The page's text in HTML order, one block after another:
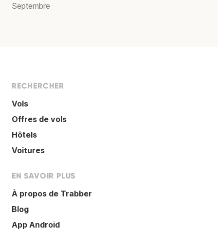
Septembre
RECHERCHER
Vols
Offres de vols
Hôtels
Voitures
EN SAVOIR PLUS
À propos de Trabber
Blog
App Android